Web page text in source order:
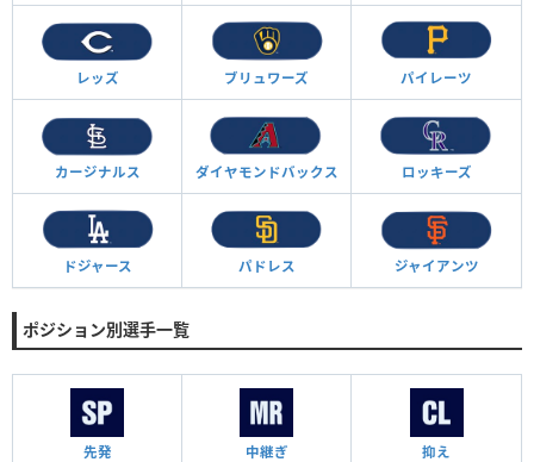
レッズ ブリュワーズ パイレーツ
カージナルス ダイヤモンドバックス ロッキーズ
ドジャース パドレス ジャイアンツ
ポジション別選手一覧
先発 中継ぎ 抑え